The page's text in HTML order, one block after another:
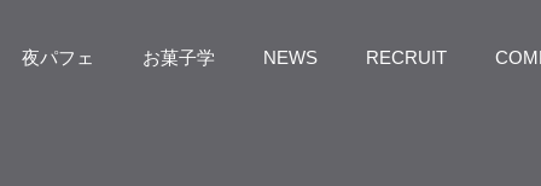
夜パフェ お菓子学 NEWS RECRUIT